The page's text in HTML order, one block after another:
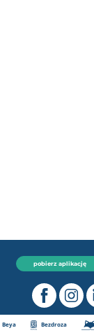
pobierz aplikację
Beya Bezdroza